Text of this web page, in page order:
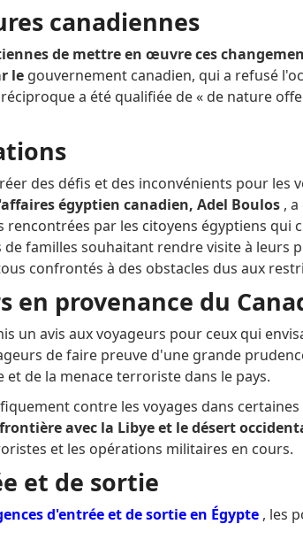
canadiennes
de mettre en œuvre ces
le gouvernement canadien, qui a refusé
a été qualifiée de « de nature
des défis et des inconvénients pour les
égyptien canadien, Adel Boulos ,
par les citoyens égyptiens qui
de familles souhaitant rendre visite à leurs
confrontés à des obstacles dus aux
en provenance du
un avis aux voyageurs pour ceux qui
de faire preuve d'une grande
de la menace terroriste dans le pays.
contre les voyages dans
avec la Libye et le désert
et les opérations militaires en cours.
et de sortie
d'entrée et de sortie en Égypte , les